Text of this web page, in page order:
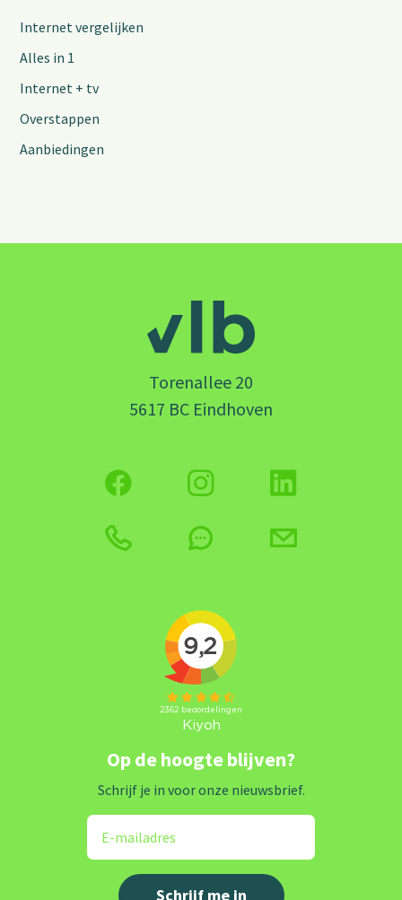
Internet vergelijken
Alles in 1
Internet + tv
Overstappen
Aanbiedingen
Torenallee 20
5617 BC Eindhoven
Op de hoogte blijven?
Schrijf je in voor onze nieuwsbrief.